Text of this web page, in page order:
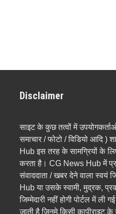
Disclaimer
साइट के कुछ तत्वों में उपयोगकर्ताओं
समाचार / फोटो / विडियो आदि )
Hub इस तरह के सामग्रियों के
करता है। CG News Hub में
संवाददाता / खबर देने वाला स्वयं
Hub या उसके स्वामी, मुद्रक,
जिम्मेदारी नहीं होगी पोर्टल में
जाती है जिनमे किसी कापीराइट